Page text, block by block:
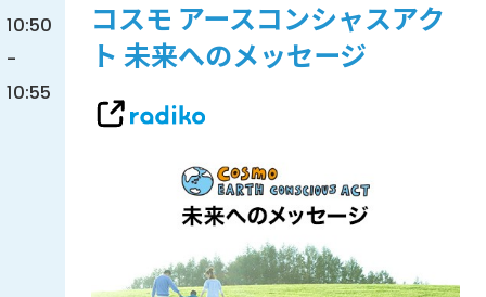
10:50
-
10:55
コスモ アースコンシャスアク
ト 未来へのメッセージ